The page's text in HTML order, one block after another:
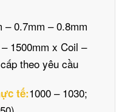
– 0.7mm – 0.8mm
1500mm x Coil –
theo yêu cầu
tế:1000 – 1030;